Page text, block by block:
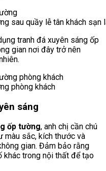
sau quầy lễ tân khách
tranh đá xuyên sáng ốp
gian nơi đây trở nên
phòng khách
sáng
ốp tường, anh chị cần chú
màu sắc, kích thước và
gian. Đảm bảo rằng
khác trong nội thất để tạo